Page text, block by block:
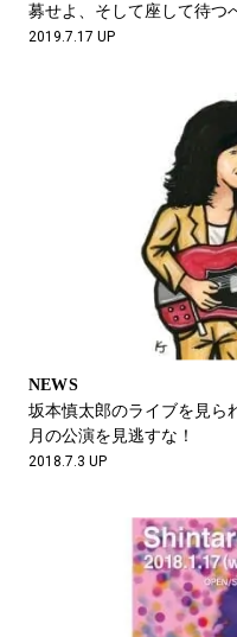
募せよ、そして座して待つ
2019.7.17 UP
NEWS
坂本慎太郎のライブを見ら
月の公演を見逃すな！
2018.7.3 UP